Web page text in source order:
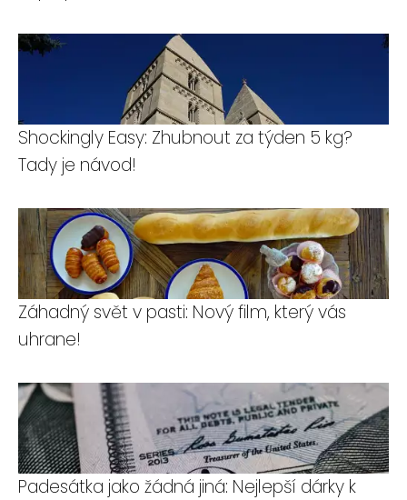
Shockingly Easy: Zhubnout za týden 5 kg?
Tady je návod!
Záhadný svět v pasti: Nový film, který vás
uhrane!
Padesátka jako žádná jiná: Nejlepší dárky k